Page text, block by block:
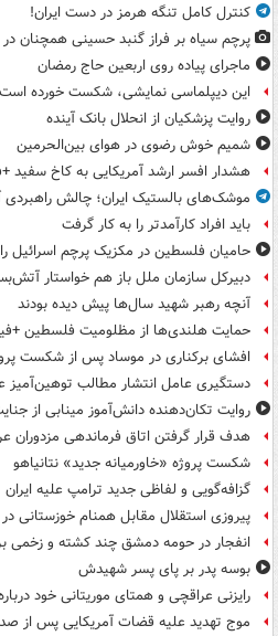
کنترل کامل تنگه هرمز در دست ایران!
پرچم سیاه بر فراز گنبد حسینی همچنان در
ماجرای پیاده روی اربعین حاج رمضان
این دیپلماسی نمایشی، شکست خورده است
روایت پزشکیان از انحلال بانک آینده
شمیم خوش رضوی در هوای بین‌الحرمین
هشدار افسر ارشد آمریکایی به کاخ سفید
موشک‌های بالستیک ایران؛ چالش راهبردی
باید افراد کارآمدتر را به کار گرفت
حامیان فلسطین در مکزیک پرچم اسرائیل
دبیرکل سازمان ملل باز هم خواستار
آنچه رهبر شهید سال‌ها پیش دیده بودند
حمایت هلندی‌ها از مظلومیت فلسطین
افشای برکناری در موساد پس از شکست
دستگیری عامل انتشار مطالب توهین‌آمیز
روایت تکان‌دهنده دانش‌آموز مینابی از
هدف قرار گرفتن اتاق‌ فرماندهی مزدوران
شکست پروژه «خاورمیانه جدید» نتانیاهو
گزافه‌گویی و لفاظی جدید ترامپ علیه ایران
پیروزی استقلال مقابل همنام خوزستانی در
انفجار در حومه دمشق چند کشته و زخمی
بوسه‌ پدر بر پای پسر شهیدش
رایزنی عراقچی و همتای موریتانی خود
موج تهدید علیه قضات آمریکایی پس از